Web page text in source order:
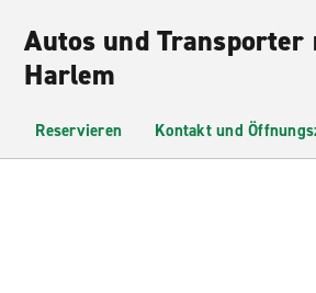
Autos und Transporter
Harlem
Reservieren Kontakt und